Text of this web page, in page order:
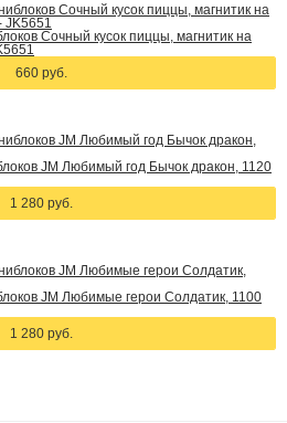
Сочный кусок пиццы, магнитик на
660 руб.
JM Любимый год Бычок дракон, 1120
1 280 руб.
JM Любимые герои Солдатик, 1100
1 280 руб.